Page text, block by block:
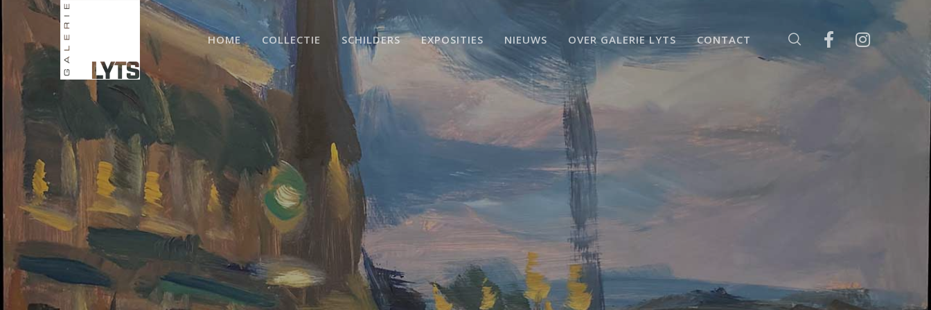
HOME COLLECTIE SCHILDERS EXPOSITIES NIEUWS OVER GALERIE LYTS CONTACT